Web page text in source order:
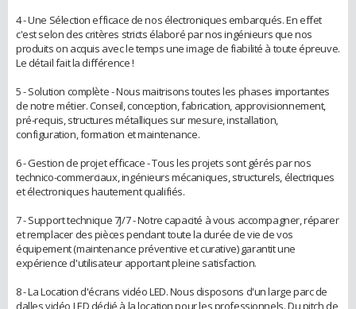
4 - Une Sélection efficace de nos électroniques embarqués. En effet
c'est selon des critères stricts élaboré par nos ingénieurs que nos
produits on acquis avec le temps une image de fiabilité à toute épreuve.
Le détail fait la différence !
5 - Solution complète - Nous maitrisons toutes les phases importantes
de notre métier. Conseil, conception, fabrication, approvisionnement,
pré-requis, structures métalliques sur mesure, installation,
configuration, formation et maintenance.
6 - Gestion de projet efficace - Tous les projets sont gérés par nos
technico-commerciaux, ingénieurs mécaniques, structurels, électriques
et électroniques hautement qualifiés.
7 - Support technique 7J/7 - Notre capacité à vous accompagner, réparer
et remplacer des pièces pendant toute la durée de vie de vos
équipement (maintenance préventive et curative) garantit une
expérience d'utilisateur apportant pleine satisfaction.
8 - La Location d'écrans vidéo LED. Nous disposons d'un large parc de
dalles vidéo LED dédié à la location pour les professionnels. Du pitch de